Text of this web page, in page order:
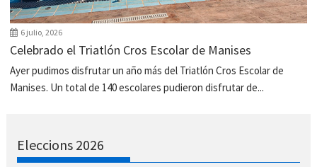
6 julio, 2026
Celebrado el Triatlón Cros Escolar de Manises
Ayer pudimos disfrutar un año más del Triatlón Cros Escolar de
Manises. Un total de 140 escolares pudieron disfrutar de...
Eleccions 2026